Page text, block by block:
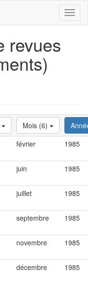
revues
Mois (6)
février 1985
juin 1985
juillet 1985
septembre 1985
novembre 1985
décembre 1985